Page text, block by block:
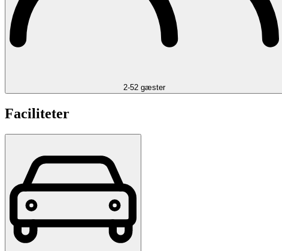
2-52 gæster
Faciliteter